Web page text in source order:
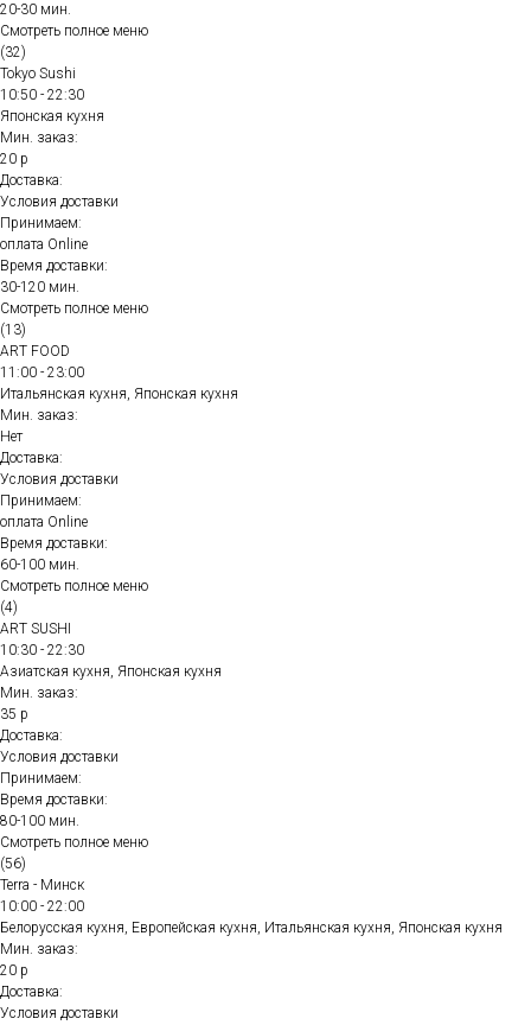
20-30 мин.
Смотреть полное меню
(32)
Tokyo Sushi
10:50 - 22:30
Японская кухня
Мин. заказ:
20 р
Доставка:
Условия доставки
Принимаем:
оплата Online
Время доставки:
30-120 мин.
Смотреть полное меню
(13)
ART FOOD
11:00 - 23:00
Итальянская кухня, Японская кухня
Мин. заказ:
Нет
Доставка:
Условия доставки
Принимаем:
оплата Online
Время доставки:
60-100 мин.
Смотреть полное меню
(4)
ART SUSHI
10:30 - 22:30
Азиатская кухня, Японская кухня
Мин. заказ:
35 р
Доставка:
Условия доставки
Принимаем:
Время доставки:
80-100 мин.
Смотреть полное меню
(56)
Terra - Минск
10:00 - 22:00
Белорусская кухня, Европейская кухня, Итальянская кухня, Японская кухня
Мин. заказ:
20 р
Доставка:
Условия доставки